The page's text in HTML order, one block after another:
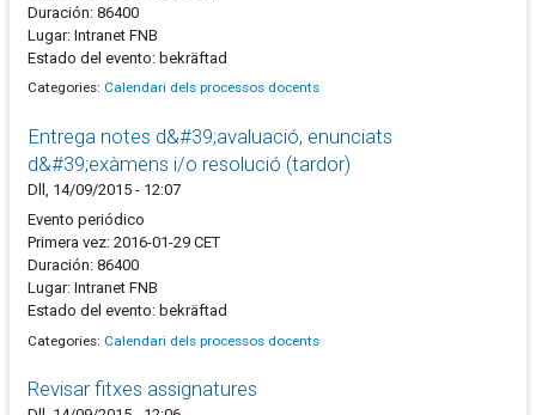
Duración: 86400
Lugar: Intranet FNB
Estado del evento: bekräftad
Categories: Calendari dels processos docents
Entrega notes d&#39;avaluació, enunciats
d&#39;exàmens i/o resolució (tardor)
Dll, 14/09/2015 - 12:07
Evento periódico
Primera vez: 2016-01-29 CET
Duración: 86400
Lugar: Intranet FNB
Estado del evento: bekräftad
Categories: Calendari dels processos docents
Revisar fitxes assignatures